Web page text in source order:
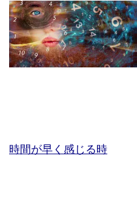
時間が早く感じる時